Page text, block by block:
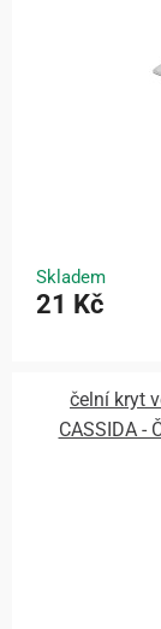
Skladem
21 Kč
čelní kryt
CASSIDA -